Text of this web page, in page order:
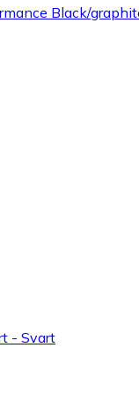
Black/
- Svart